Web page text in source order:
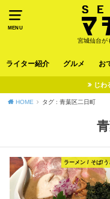
MENU
宮城仙台が
ライター紹介 グルメ お
じわ
HOME タグ : 青葉区二日町
ラーメン / そば/う